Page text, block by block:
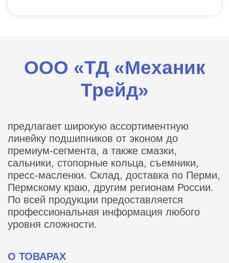
ООО «ТД «Механик
Трейд»
предлагает широкую ассортиментную
линейку подшипников от эконом до
премиум-сегмента, а также смазки,
сальники, стопорные кольца, съемники,
пресс-масленки. Склад, доставка по Перми,
Пермскому краю, другим регионам России.
По всей продукции предоставляется
профессиональная информация любого
уровня сложности.
О ТОВАРАХ